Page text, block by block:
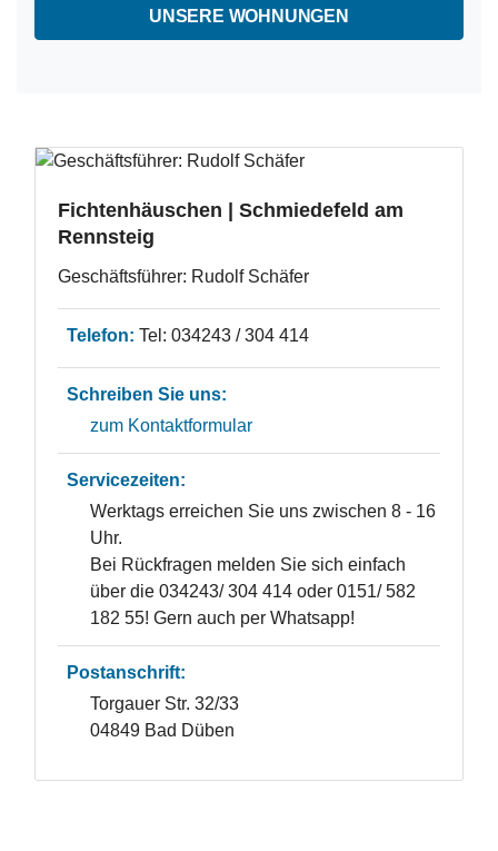
UNSERE WOHNUNGEN
Fichtenhäuschen | Schmiedefeld am
Rennsteig
Geschäftsführer: Rudolf Schäfer
Telefon: Tel: 034243 / 304 414
Schreiben Sie uns:
zum Kontaktformular
Servicezeiten:
Werktags erreichen Sie uns zwischen 8 - 16
Uhr.
Bei Rückfragen melden Sie sich einfach
über die 034243/ 304 414 oder 0151/ 582
182 55! Gern auch per Whatsapp!
Postanschrift:
Torgauer Str. 32/33
04849 Bad Düben